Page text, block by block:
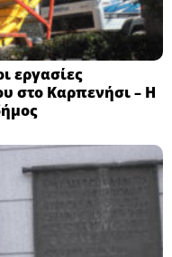
εργασίες
στο Καρπενήσι – Η